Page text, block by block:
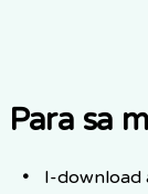
Para sa
I-download